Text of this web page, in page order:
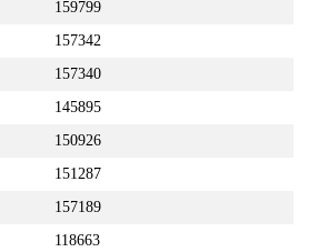
159799
157342
157340
145895
150926
151287
157189
118663